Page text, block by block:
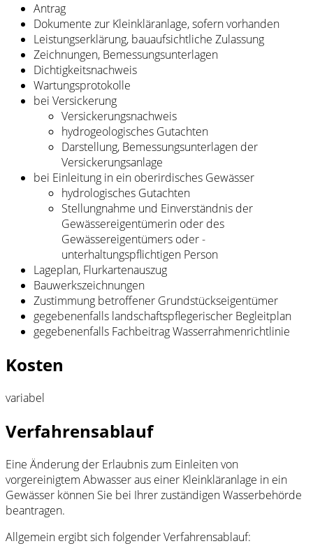
Antrag
Dokumente zur Kleinkläranlage, sofern vorhanden
Leistungserklärung, bauaufsichtliche Zulassung
Zeichnungen, Bemessungsunterlagen
Dichtigkeitsnachweis
Wartungsprotokolle
bei Versickerung
Versickerungsnachweis
hydrogeologisches Gutachten
Darstellung, Bemessungsunterlagen der
Versickerungsanlage
bei Einleitung in ein oberirdisches Gewässer
hydrologisches Gutachten
Stellungnahme und Einverständnis der
Gewässereigentümerin oder des
Gewässereigentümers oder -
unterhaltungspflichtigen Person
Lageplan, Flurkartenauszug
Bauwerkszeichnungen
Zustimmung betroffener Grundstückseigentümer
gegebenenfalls landschaftspflegerischer Begleitplan
gegebenenfalls Fachbeitrag Wasserrahmenrichtlinie
Kosten
variabel
Verfahrensablauf
Eine Änderung der Erlaubnis zum Einleiten von
vorgereinigtem Abwasser aus einer Kleinkläranlage in ein
Gewässer können Sie bei Ihrer zuständigen Wasserbehörde
beantragen.
Allgemein ergibt sich folgender Verfahrensablauf: